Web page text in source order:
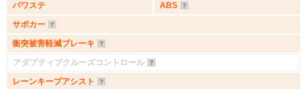
パワステ
ABS
サポカー
衝突被害軽減ブレーキ
アダプティブクルーズコントロール
レーンキープアシスト